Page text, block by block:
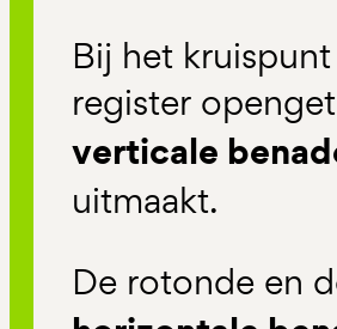
Bij het
register
verticale
uitmaakt.
De rotonde en